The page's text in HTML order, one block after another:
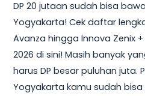
DP 20 jutaan sudah bisa
Yogyakarta! Cek daftar
Avanza hingga Innova Zenix
2026 di sini! Masih banyak
harus DP besar puluhan juta.
Yogyakarta kamu sudah
Dapat
Mobil
Toyota
di
Jogja?
Ini